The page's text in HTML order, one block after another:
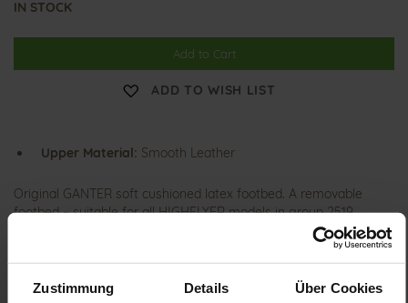
Zustimmung Details Über Cookies
IN STOCK
Add to Cart
ADD TO WISH LIST
Upper Material: Smooth Leather
Original GANTER soft cushioned latex footbed. A removable
footbed – suitable for all HIGHFLYER models in group 2519.
Details